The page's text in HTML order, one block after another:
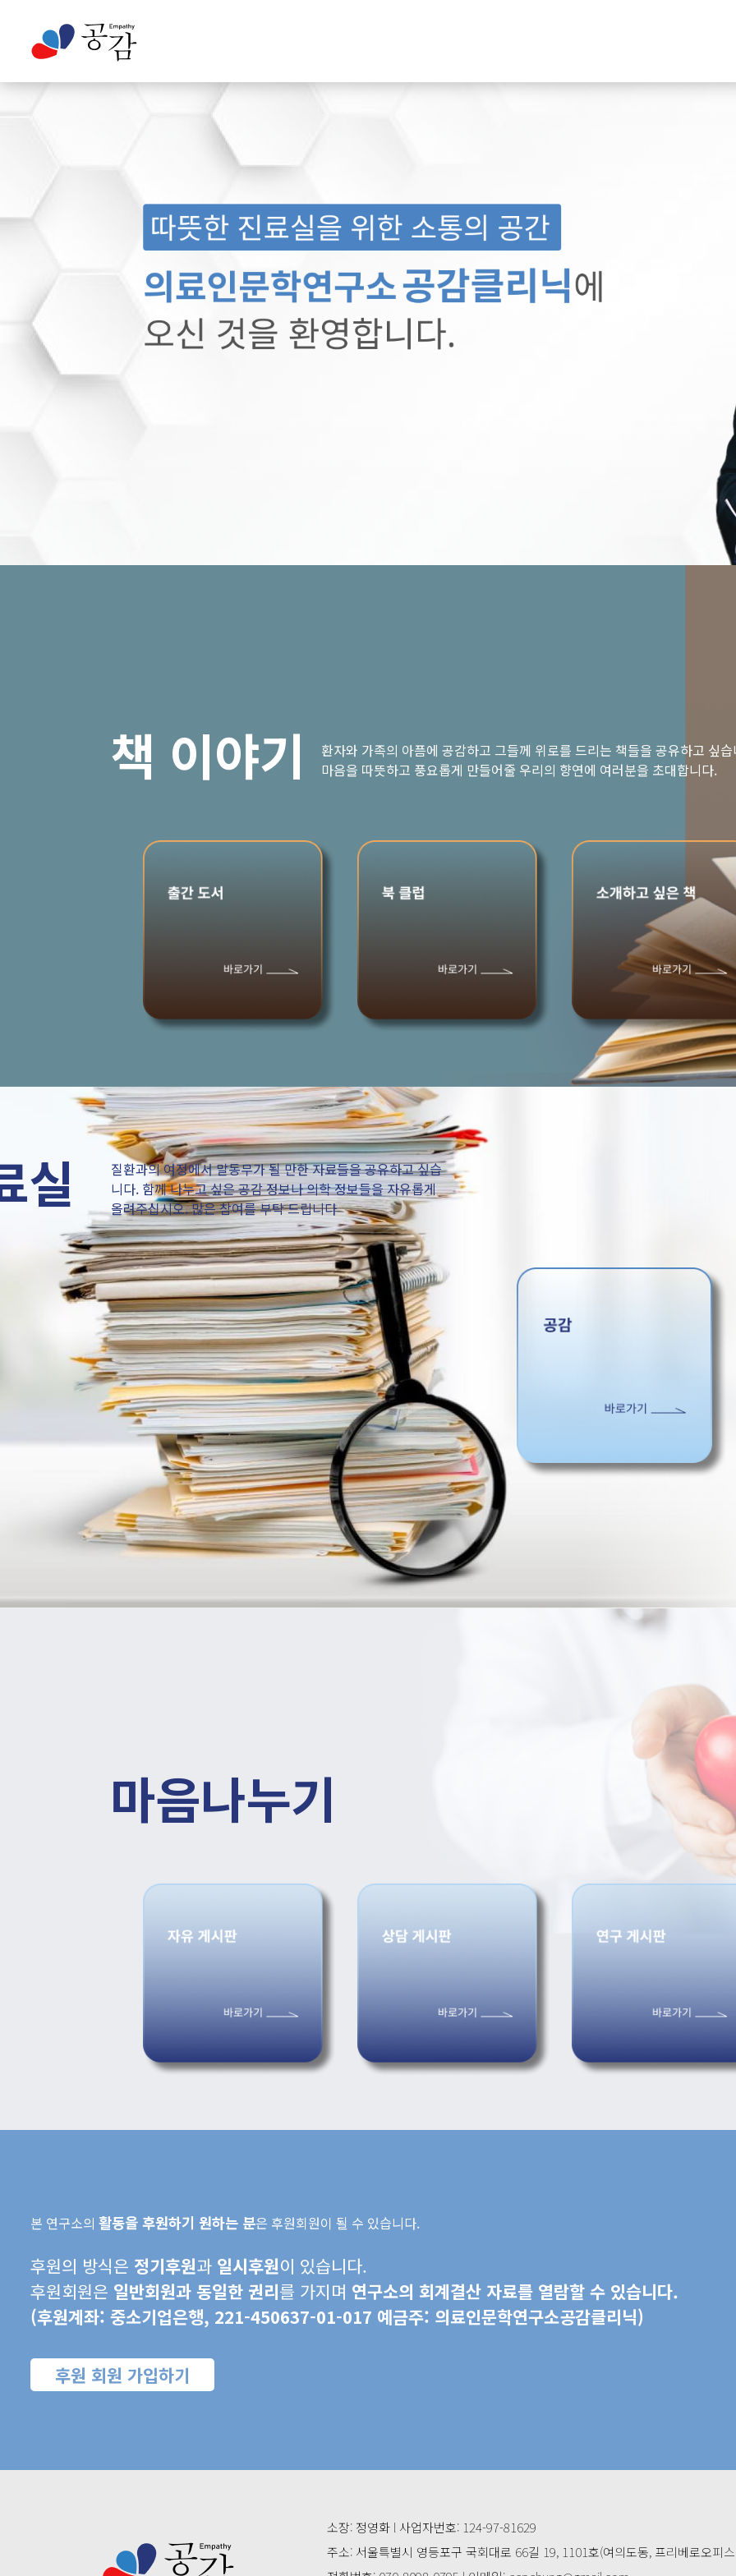
책 이야기
환자와 가족의 아픔에 공감하고 그들께 위로를 드리는 책들을 공유하고 싶
마음을 따뜻하고 풍요롭게 만들어줄 우리의 향연에 여러분을 초대합니다.
실
질환과의 여정에서 말동무가 될 만한 자료들을 공유하고 싶습
니다. 함께 나누고 싶은 공감 정보나 의학 정보들을 자유롭게
올려주십시오. 많은 참여를 부탁 드립니다
마음나누기
본 연구소의 활동을 후원하기 원하는 분은 후원회원이 될 수 있습니다.
후원의 방식은 정기후원과 일시후원이 있습니다.
후원회원은 일반회원과 동일한 권리를 가지며 연구소의 회계결산 자료를 열람할 수 있습니다.
(후원계좌: 중소기업은행, 221-450637-01-017 예금주: 의료인문학연구소공감클리닉)
후원 회원 가입하기
소장: 정영화 l 사업자번호: 124-97-81629
주소: 서울특별시 영등포구 국회대로 66길 19, 1101호(여의도동, 프리베로오피